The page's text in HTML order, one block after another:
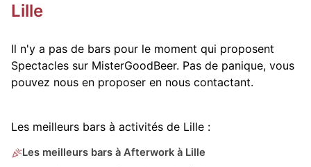
Lille
Il n'y a pas de bars pour le moment qui proposent
Spectacles sur MisterGoodBeer. Pas de panique, vous
pouvez nous en proposer en nous contactant.
Les meilleurs bars à activités de Lille :
Les meilleurs bars à Afterwork à Lille